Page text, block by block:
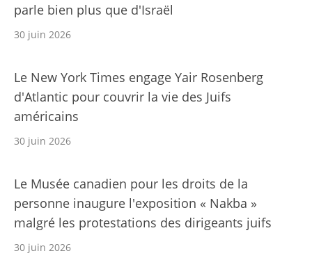
parle bien plus que d'Israël
30 juin 2026
Le New York Times engage Yair Rosenberg
d'Atlantic pour couvrir la vie des Juifs
américains
30 juin 2026
Le Musée canadien pour les droits de la
personne inaugure l'exposition « Nakba »
malgré les protestations des dirigeants juifs
30 juin 2026